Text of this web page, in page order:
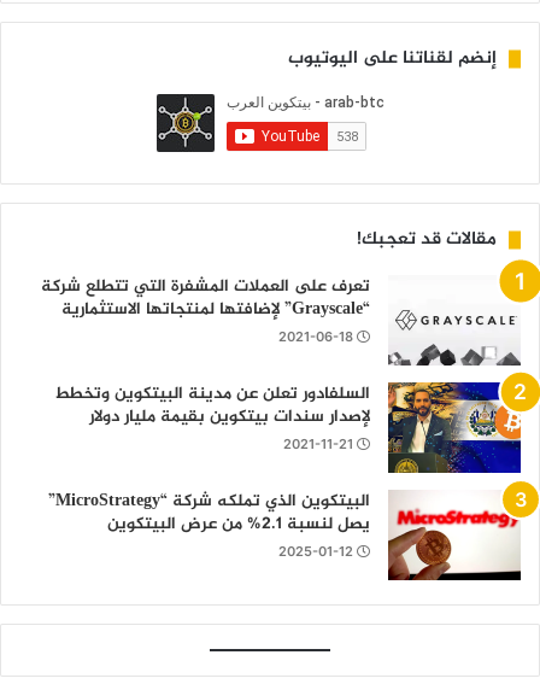
إنضم لقناتنا على اليوتيوب
مقالات قد تعجبك!
تعرف على العملات المشفرة التي تتطلع شركة
“Grayscale” لإضافتها لمنتجاتها الاستثمارية
2021-06-18
السلفادور تعلن عن مدينة البيتكوين وتخطط
لإصدار سندات بيتكوين بقيمة مليار دولار
2021-11-21
البيتكوين الذي تملكه شركة “MicroStrategy”
يصل لنسبة 2.1% من عرض البيتكوين
2025-01-12